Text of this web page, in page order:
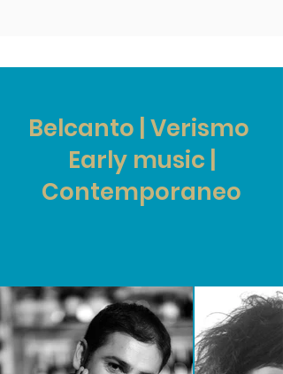
Belcanto | Verismo
Early music |
Contemporaneo